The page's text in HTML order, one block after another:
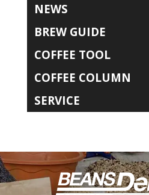
NEWS
BREW GUIDE
COFFEE TOOL
COFFEE COLUMN
SERVICE